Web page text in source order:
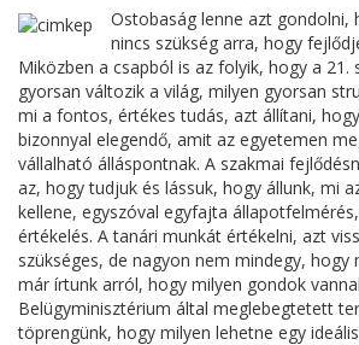
Ostobaság lenne azt gondolni,
nincs szükség arra, hogy
Miközben a csapból is az folyik, hogy a 21.
gyorsan változik a világ, milyen gyorsan
mi a fontos, értékes tudás, azt állítani,
bizonnyal elegendő, amit az egyetemen
vállalható álláspontnak. A szakmai
az, hogy tudjuk és lássuk, hogy állunk, mi
kellene, egyszóval egyfajta
értékelés. A tanári munkát értékelni, azt
szükséges, de nagyon nem mindegy, hogy
már írtunk arról, hogy milyen gondok
Belügyminisztérium által meglebegtetett
töprengünk, hogy milyen lehetne egy